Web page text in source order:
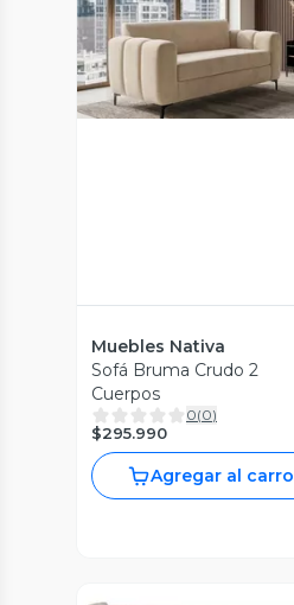
Vista Previa
Muebles Nativa
Sofá Bruma Crudo 2
Cuerpos
0(0)
$295.990
Agregar al carro